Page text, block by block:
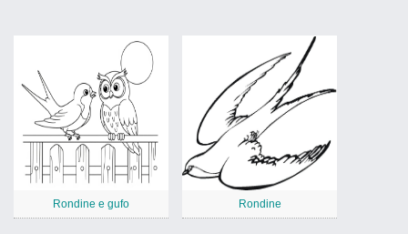
Rondine e gufo Rondine